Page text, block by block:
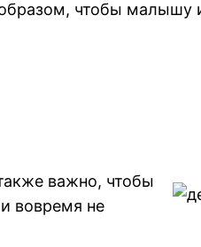
образом, чтобы
важно, чтобы
вовремя не